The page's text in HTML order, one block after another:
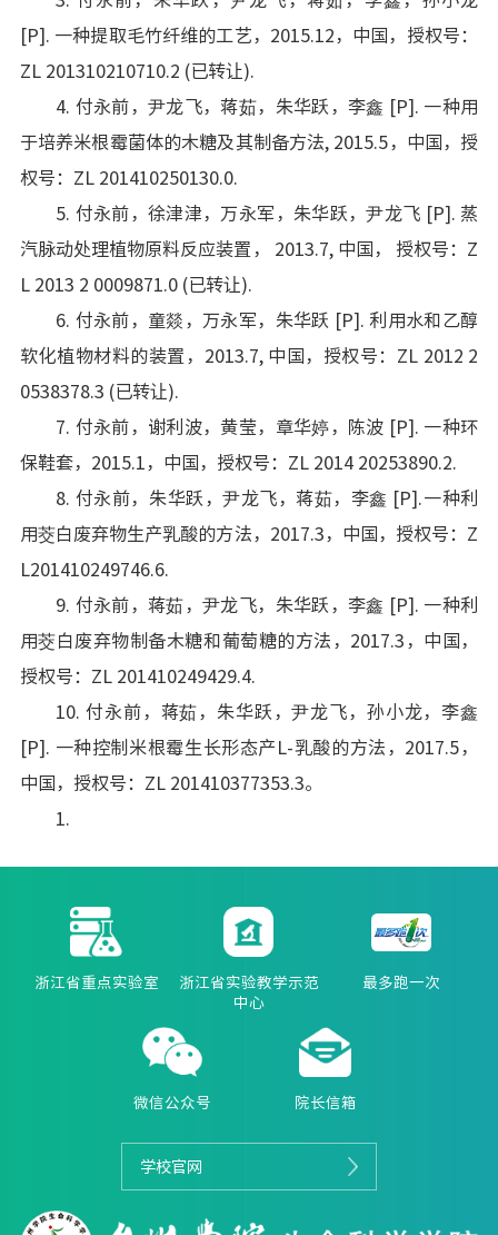
[P]. 一种提取毛竹纤维的工艺，2015.12，中国，授权号：
ZL 201310210710.2 (已转让).
4. 付永前，尹龙飞，蒋茹，朱华跃，李鑫 [P]. 一种用
于培养米根霉菌体的木糖及其制备方法, 2015.5，中国，授
权号：ZL 201410250130.0.
5. 付永前，徐津津，万永军，朱华跃，尹龙飞 [P]. 蒸
汽脉动处理植物原料反应装置， 2013.7, 中国， 授权号：Z
L 2013 2 0009871.0 (已转让).
6. 付永前，童燚，万永军，朱华跃 [P]. 利用水和乙醇
软化植物材料的装置，2013.7, 中国，授权号：ZL 2012 2
0538378.3 (已转让).
7. 付永前，谢利波，黄莹，章华婷，陈波 [P]. 一种环
保鞋套，2015.1，中国，授权号：ZL 2014 20253890.2.
8. 付永前，朱华跃，尹龙飞，蒋茹，李鑫 [P].一种利
用茭白废弃物生产乳酸的方法，2017.3，中国，授权号：Z
L201410249746.6.
9. 付永前，蒋茹，尹龙飞，朱华跃，李鑫 [P]. 一种利
用茭白废弃物制备木糖和葡萄糖的方法，2017.3，中国，
授权号：ZL 201410249429.4.
10. 付永前，蒋茹，朱华跃，尹龙飞，孙小龙，李鑫
[P]. 一种控制米根霉生长形态产L-乳酸的方法，2017.5，
中国，授权号：ZL 201410377353.3。
1.
浙江省重点实验室
浙江省实验教学示范
中心
最多跑一次
微信公众号 院长信箱
学校官网